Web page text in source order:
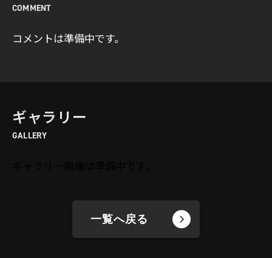
COMMENT
コメントは準備中です。
ギャラリー
GALLERY
一覧へ戻る